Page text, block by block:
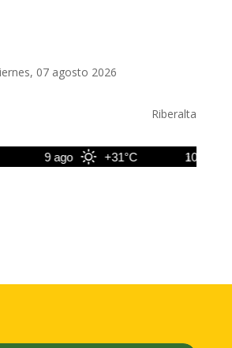
07 agosto 2026
Riberalta
9 ago +31°C 10 ago